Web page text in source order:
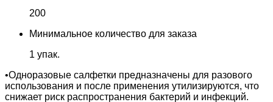
200
Минимальное количество для заказа
1 упак.
•Одноразовые салфетки предназначены для разового
использования и после применения утилизируются, что
снижает риск распространения бактерий и инфекций.